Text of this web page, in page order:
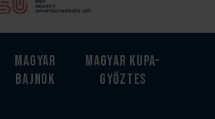
Magyar
bajnok
Magyar kupa-
győztes